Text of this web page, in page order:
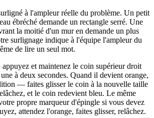
à l'ampleur réelle du problème. Un petit
ébréché demande un rectangle serré. Une
la moitié d'un mur en demande un plus
surlignage indique à l'équipe l'ampleur du
de lire un seul mot.
et maintenez le coin supérieur droit
à deux secondes. Quand il devient orange,
— faites glisser le coin à la nouvelle taille
et le coin redevient bleu. Le même
propre marqueur d'épingle si vous devez
attendez l'orange, faites glisser, relâchez.